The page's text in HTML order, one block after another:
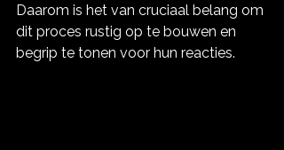
Daarom is het van cruciaal belang om
dit proces rustig op te bouwen en
begrip te tonen voor hun reacties.